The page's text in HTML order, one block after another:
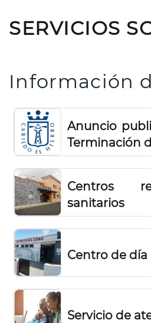
SERVICIOS
Información
Anuncio
Terminación
mejora y
de El Hierro
Centros
sanitarios
Centro de día
Servicio de